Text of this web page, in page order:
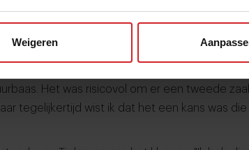
Weigeren
in onze neus 120 couverts tijdens de
gaan we dat ook in de avond doen."
werd uitgebreid en het
kwam het pand van de buren vrij. "Ik kreeg het
Het was risicovol om er een tweede
tegelijkertijd wist ik dat het een kans was die